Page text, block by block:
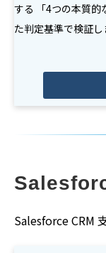
する 「4つの本質的
た判定基準で検証し
Salesforce CRM